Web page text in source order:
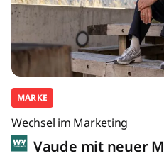
MARKE
Wechsel im Marketing
Vaude mit neuer